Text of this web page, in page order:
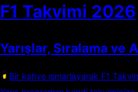
F1 Takvimi 2026
Yarışlar, Sıralama ve
Bir kahve ısmarlayarak F1